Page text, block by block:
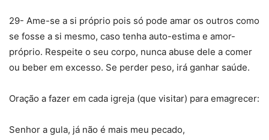
29- Ame-se a si próprio pois só pode amar os outros como
se fosse a si mesmo, caso tenha auto-estima e amor-
próprio. Respeite o seu corpo, nunca abuse dele a comer
ou beber em excesso. Se perder peso, irá ganhar saúde.
Oração a fazer em cada igreja (que visitar) para emagrecer:
Senhor a gula, já não é mais meu pecado,